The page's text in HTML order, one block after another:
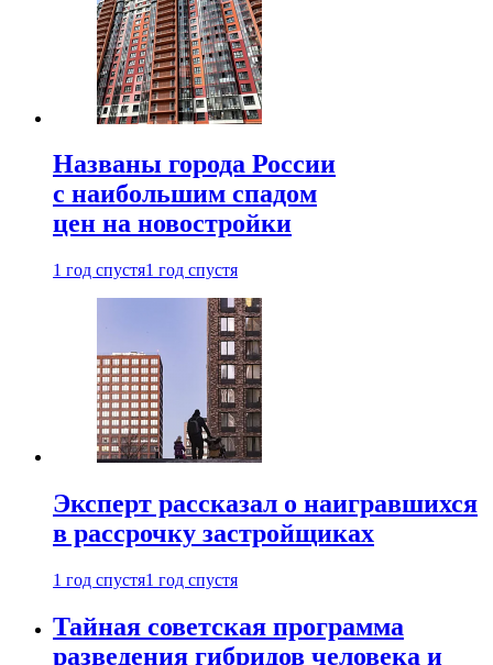
Названы города России
с наибольшим спадом
цен на новостройки
1 год спустя1 год спустя
Эксперт рассказал о наигравшихся
в рассрочку застройщиках
1 год спустя1 год спустя
Тайная советская программа
разведения гибридов человека и